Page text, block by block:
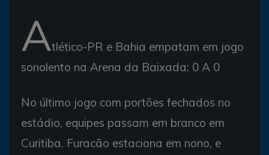
Atlético-PR e Bahia empatam em jogo
sonolento na Arena da Baixada: 0 A 0
No último jogo com portões fechados no
estádio, equipes passam em branco em
Curitiba. Furacão estaciona em nono, e